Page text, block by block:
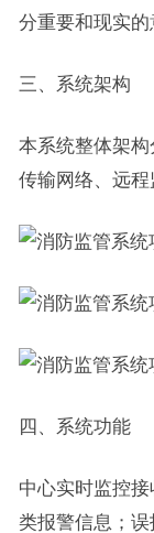
分重要和现实的
三、系统架构
本系统整体架构
传输网络、远程
四、系统功能
中心实时监控
类报警信息；